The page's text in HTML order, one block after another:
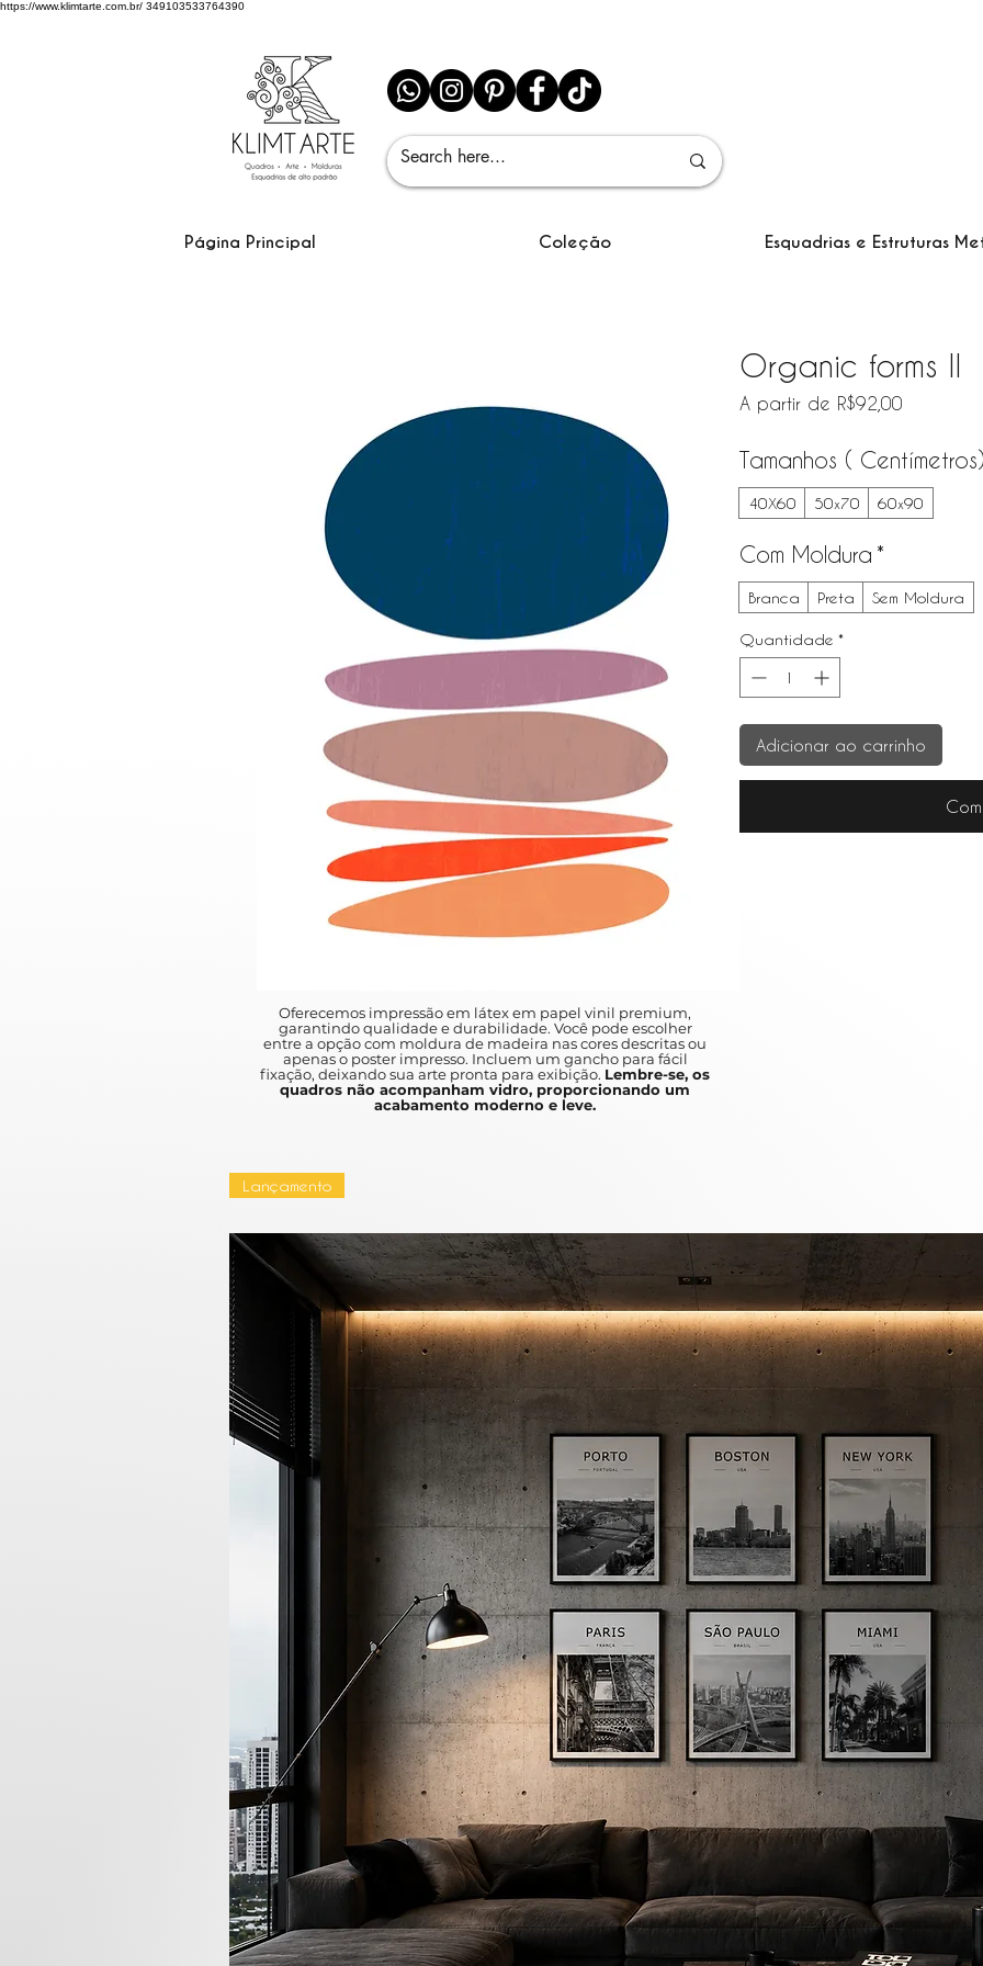
https://www.klimtarte.com.br/ 349103533764390
Página Principal Coleção Esquadrias e Estruturas
Organic forms II
A partir de R$92,00Preço
Tamanhos (
40X60 50x70 60x90
Com Moldura *
Branca Preta Sem Moldura
Quantidade *
Adicionar ao carrinho
Oferecemos impressão em látex em papel vinil premium,
garantindo qualidade e durabilidade. Você pode escolher
entre a opção com moldura de madeira nas cores descritas ou
apenas o poster impresso. Incluem um gancho para fácil
fixação, deixando sua arte pronta para exibição. Lembre-se, os
quadros não acompanham vidro, proporcionando um
acabamento moderno e leve.
Lançamento